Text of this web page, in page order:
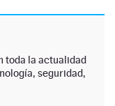
toda la actualidad
seguridad,